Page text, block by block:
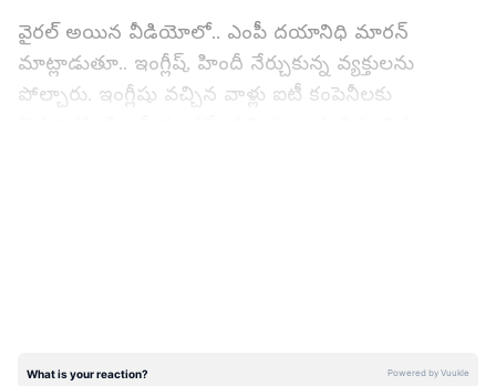
వైరల్ అయిన వీడియోలో.. ఎంపీ దయానిధి మారన్
మాట్లాడుతూ.. ఇంగ్లీష్, హిందీ నేర్చుకున్న వ్యక్తులను
పోల్చారు. ఇంగ్లీషు వచ్చిన వాళ్లు ఐటీ కంపెనీలకు